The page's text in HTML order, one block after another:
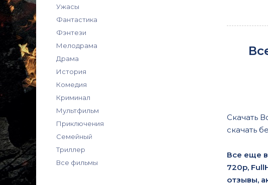
Ужасы
Фантастика
Фэнтези
Мелодрама
Драма
История
Комедия
Криминал
Мультфильм
Приключения
Семейный
Триллер
Все фильмы
Скачать
скачать
Все еще
720p,
отзывы,